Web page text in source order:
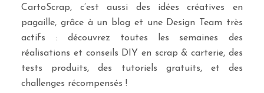
CartoScrap, c’est aussi des idées créatives en
pagaille, grâce à un blog et une Design Team très
actifs : découvrez toutes les semaines des
réalisations et conseils DIY en scrap & carterie, des
tests produits, des tutoriels gratuits, et des
challenges récompensés !